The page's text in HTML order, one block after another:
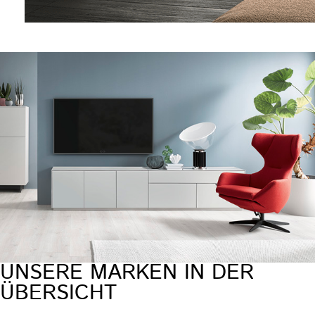
UNSERE MARKEN IN DER
ÜBERSICHT